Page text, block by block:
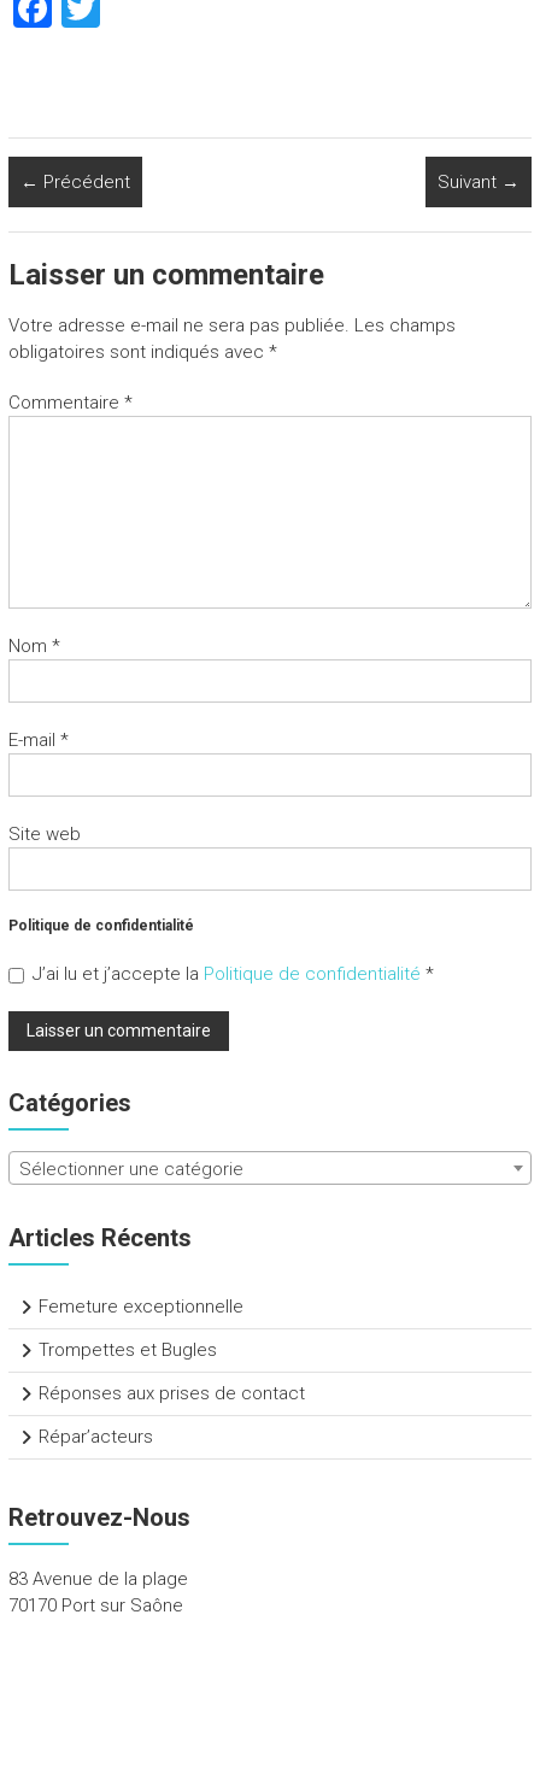
o
ok
← Précédent Suivant →
Laisser un commentaire
Votre adresse e-mail ne sera pas publiée. Les champs
obligatoires sont indiqués avec *
Commentaire *
Nom *
E-mail *
Site web
Politique de confidentialité
J’ai lu et j’accepte la Politique de confidentialité *
Catégories
Sélectionner une catégorie
Articles Récents
Femeture exceptionnelle
Trompettes et Bugles
Réponses aux prises de contact
Répar’acteurs
Retrouvez-Nous
83 Avenue de la plage
70170 Port sur Saône